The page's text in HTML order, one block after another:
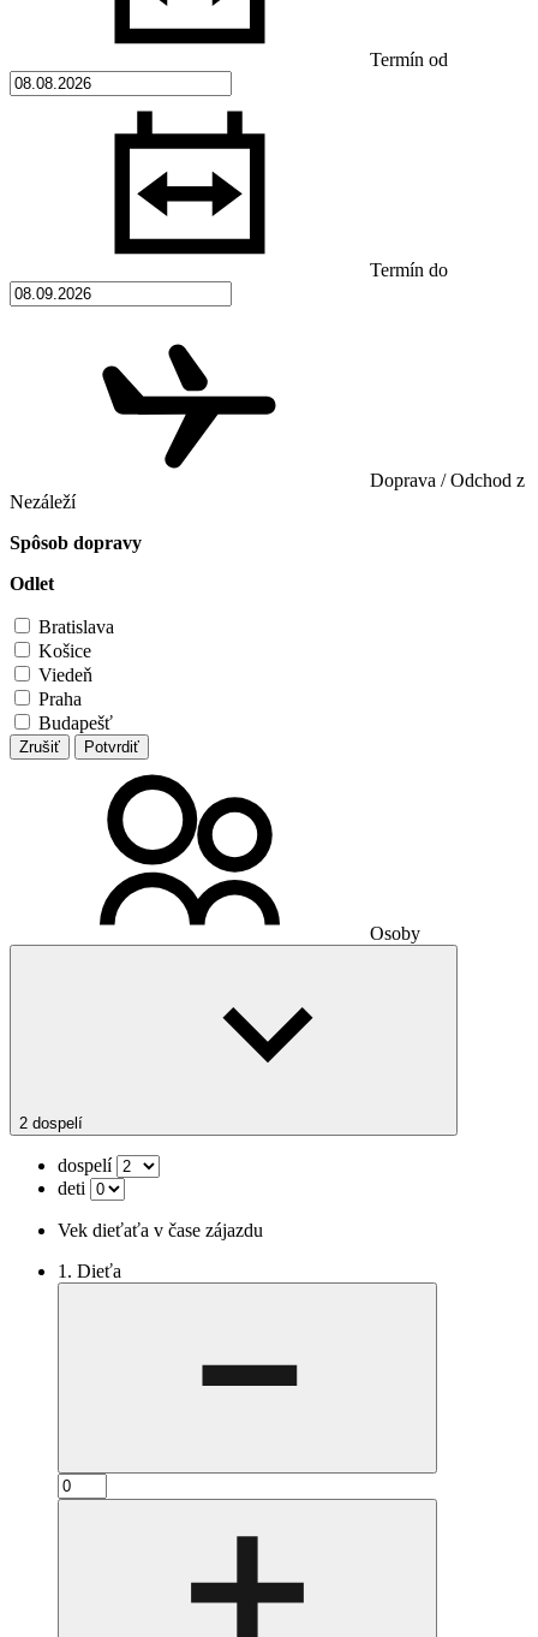
Termín od
Termín do
Doprava / Odchod z
Nezáleží
Spôsob dopravy
Odlet
Bratislava
Košice
Viedeň
Praha
Budapešť
Zrušiť Potvrdiť
Osoby
2 dospelí
dospelí
deti
Vek dieťaťa v čase zájazdu
1. Dieťa